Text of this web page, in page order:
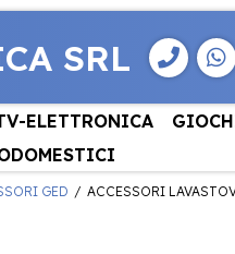
SRL
ELETTRONICA
GED ACCESSORI